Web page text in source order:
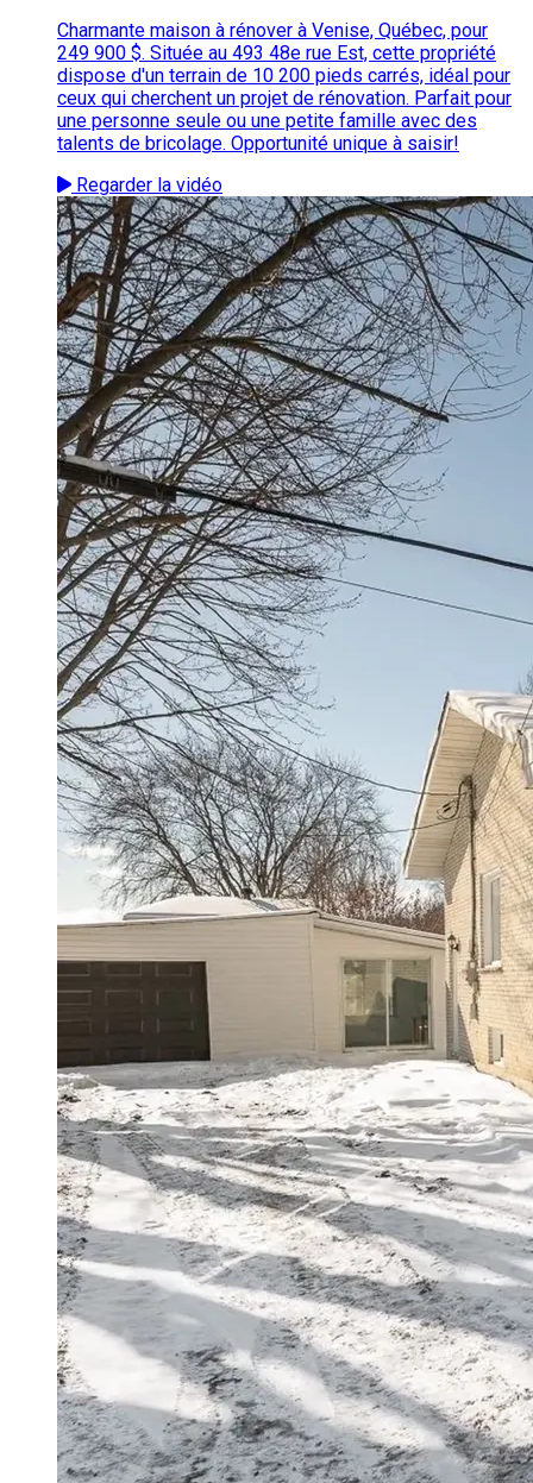
Charmante maison à rénover à Venise, Québec, pour
249 900 $. Située au 493 48e rue Est, cette propriété
dispose d'un terrain de 10 200 pieds carrés, idéal pour
ceux qui cherchent un projet de rénovation. Parfait pour
une personne seule ou une petite famille avec des
talents de bricolage. Opportunité unique à saisir!
Regarder la vidéo